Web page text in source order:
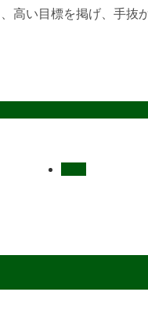
い目標を掲げ、手抜